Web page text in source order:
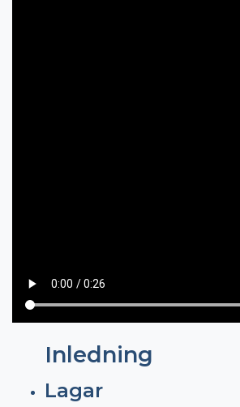
Inledning
Lagar